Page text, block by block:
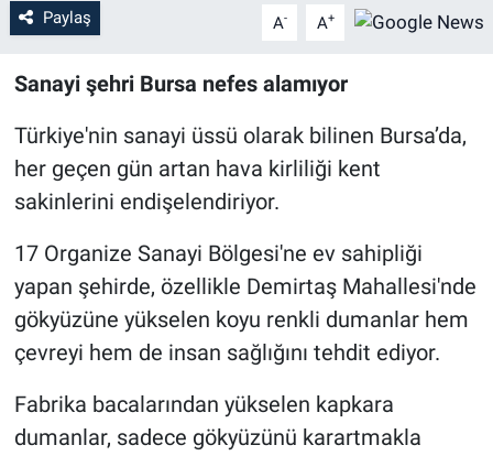
Paylaş A- A+
Sanayi şehri Bursa nefes alamıyor
Türkiye'nin sanayi üssü olarak bilinen Bursa’da,
her geçen gün artan hava kirliliği kent
sakinlerini endişelendiriyor.
17 Organize Sanayi Bölgesi'ne ev sahipliği
yapan şehirde, özellikle Demirtaş Mahallesi'nde
gökyüzüne yükselen koyu renkli dumanlar hem
çevreyi hem de insan sağlığını tehdit ediyor.
Fabrika bacalarından yükselen kapkara
dumanlar, sadece gökyüzünü karartmakla
Teknoloji
Magazin
Siyaset
Yaşam
Spor
Nöbetçi Eczaneler